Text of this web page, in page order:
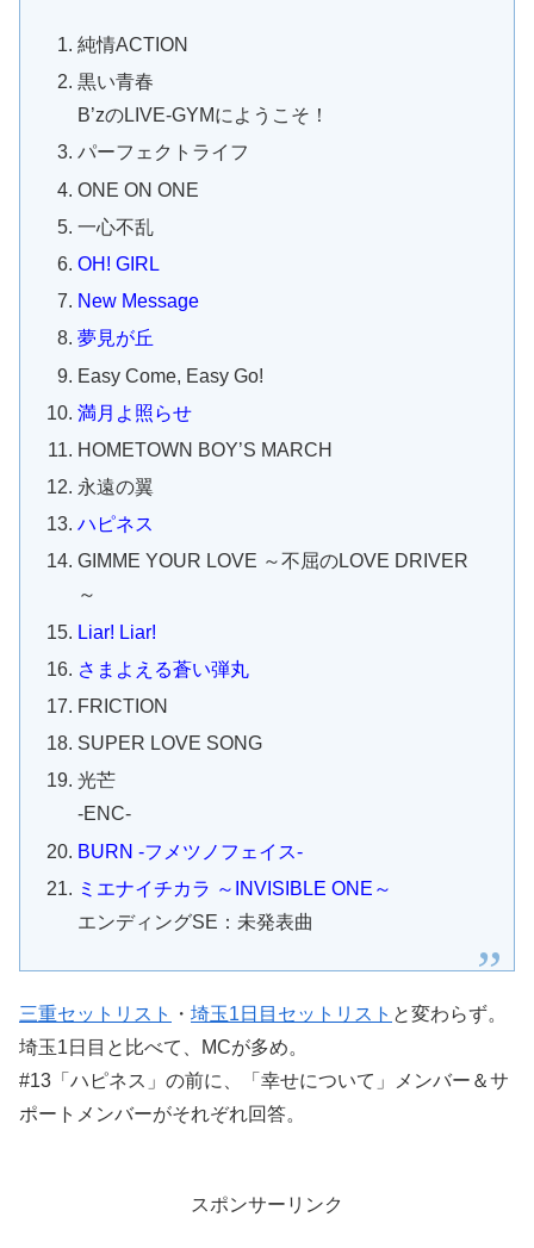
純情ACTION
黒い青春
B’zのLIVE-GYMにようこそ！
パーフェクトライフ
ONE ON ONE
一心不乱
OH! GIRL
New Message
夢見が丘
Easy Come, Easy Go!
満月よ照らせ
HOMETOWN BOY’S MARCH
永遠の翼
ハピネス
GIMME YOUR LOVE ～不屈のLOVE DRIVER
～
Liar! Liar!
さまよえる蒼い弾丸
FRICTION
SUPER LOVE SONG
光芒
-ENC-
BURN -フメツノフェイス-
ミエナイチカラ ～INVISIBLE ONE～
エンディングSE：未発表曲
三重セットリスト ・ 埼玉1日目セットリスト と変わらず。
埼玉1日目と比べて、MCが多め。
#13「ハピネス」の前に、「幸せについて」メンバー＆サ
ポートメンバーがそれぞれ回答。
スポンサーリンク